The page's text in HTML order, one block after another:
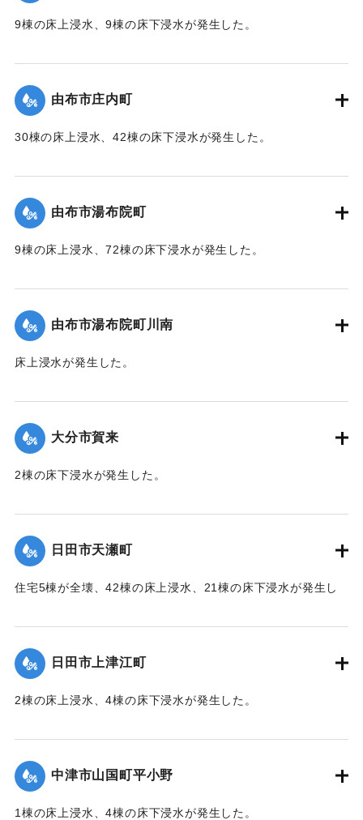
2020/7/6｜固有コード: 01215060
9棟の床上浸水、9棟の床下浸水が発生した。
｜固有コード:
由布市庄内町
30棟の床上浸水、42棟の床下浸水が発生した。
｜固有コード: 01215054
由布市湯布院町
9棟の床上浸水、72棟の床下浸水が発生した。
｜固有コード: 01215055
由布市湯布院町川南
床上浸水が発生した。
2020/7/6｜固有コード:01215056
大分市賀来
2棟の床下浸水が発生した。
2020/7/6｜固有コード:
日田市天瀬町
住宅5棟が全壊、42棟の床上浸水、21棟の床下浸水が発生し
（第 37 報）】
｜固有コード:01215050
日田市上津江町
2棟の床上浸水、4棟の床下浸水が発生した。
｜固有コード:
中津市山国町平小野
1棟の床上浸水、4棟の床下浸水が発生した。